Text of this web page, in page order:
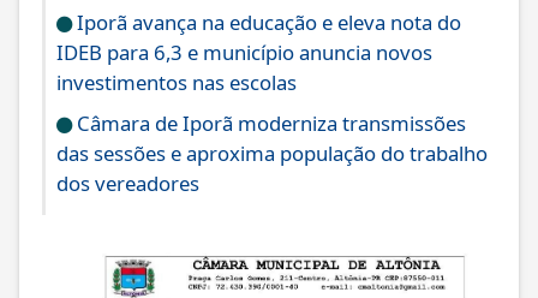
Iporã avança na educação e eleva nota do
IDEB para 6,3 e município anuncia novos
investimentos nas escolas
Câmara de Iporã moderniza transmissões
das sessões e aproxima população do trabalho
dos vereadores